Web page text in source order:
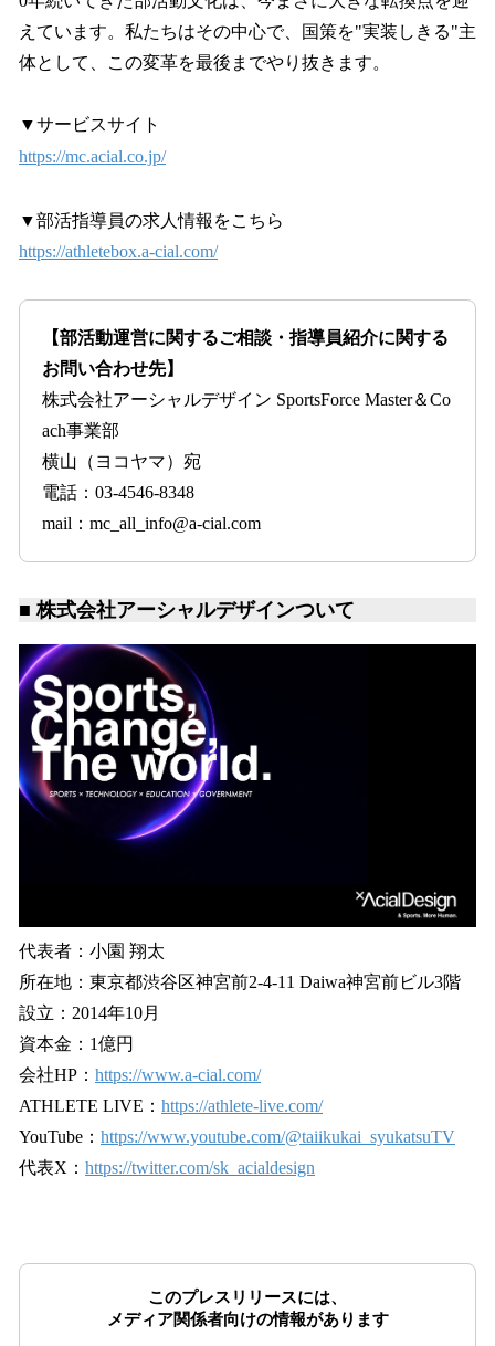
えています。私たちはその中心で、国策を"実装しきる"主
体として、この変革を最後までやり抜きます。
▼サービスサイト
https://mc.acial.co.jp/
▼部活指導員の求人情報をこちら
https://athletebox.a-cial.com/
【部活動運営に関するご相談・指導員紹介に関する
お問い合わせ先】
株式会社アーシャルデザイン SportsForce Master＆Co
ach事業部
横山（ヨコヤマ）宛
電話：03-4546-8348
mail：mc_all_info@a-cial.com
■ 株式会社アーシャルデザインついて
代表者：小園 翔太
所在地：東京都渋谷区神宮前2-4-11 Daiwa神宮前ビル3階
設立：2014年10月
資本金：1億円
会社HP： https://www.a-cial.com/
ATHLETE LIVE： https://athlete-live.com/
YouTube： https://www.youtube.com/@taiikukai_syukatsuTV
代表X： https://twitter.com/sk_acialdesign
このプレスリリースには、
メディア関係者向けの情報があります